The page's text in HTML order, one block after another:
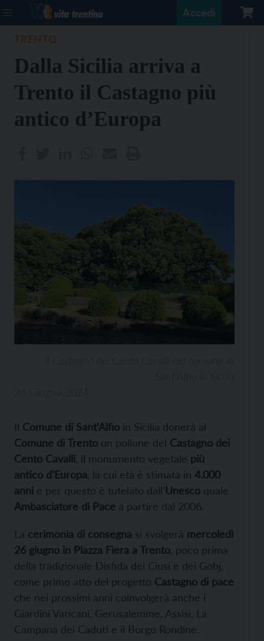
Accedi
Dalla Sicilia arriva a
Trento il Castagno più
antico d’Europa
Il Comune di Sant’Alfio in Sicilia donerà al
Comune di Trento un pollone del Castagno dei
Cento Cavalli , il monumento vegetale più
antico d’Europa , la cui età è stimata in 4.000
anni e per questo è tutelato dall’Unesco quale
Ambasciatore di Pace a partire dal 2006.
La cerimonia di consegna si svolgerà mercoledì
26 giugno in Piazza Fiera a Trento , poco prima
della tradizionale Disfida dei Ciusi e dei Gobj,
come primo atto del progetto Castagno di pace
che nei prossimi anni coinvolgerà anche i
Giardini Vaticani, Gerusalemme, Assisi, La
Campana dei Caduti e il Borgo Rondine.